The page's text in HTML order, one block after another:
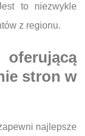
to niezwykle
z regionu.
stron w
najlepsze